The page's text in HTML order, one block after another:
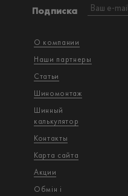
О компании
Наши партнеры
Статьи
Шиномонтаж
Шинный
калькулятор
Контакты
Карта сайта
Акции
Обмін і
Подписка